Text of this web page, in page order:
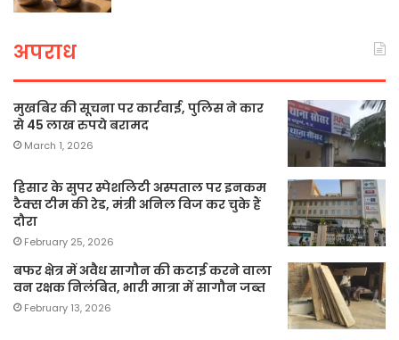
अपराध
मुखबिर की सूचना पर कार्रवाई, पुलिस ने कार
से 45 लाख रुपये बरामद
March 1, 2026
हिसार के सुपर स्पेशलिटी अस्पताल पर इनकम
टैक्स टीम की रेड, मंत्री अनिल विज कर चुके हैं
दौरा
February 25, 2026
बफर क्षेत्र में अवैध सागौन की कटाई करने वाला
वन रक्षक निलंबित, भारी मात्रा में सागौन जब्त
February 13, 2026